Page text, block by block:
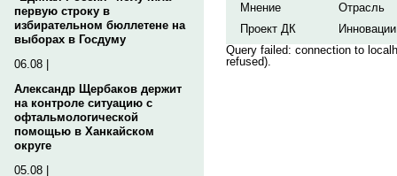
первую строку в
избирательном бюллетене на
выборах в Госдуму
06.08 |
Александр Щербаков держит
на контроле ситуацию с
офтальмологической
помощью в Ханкайском
округе
05.08 |
Мнение
Отрасль
Проект ДК
Инновации
Query failed: connection to
refused).